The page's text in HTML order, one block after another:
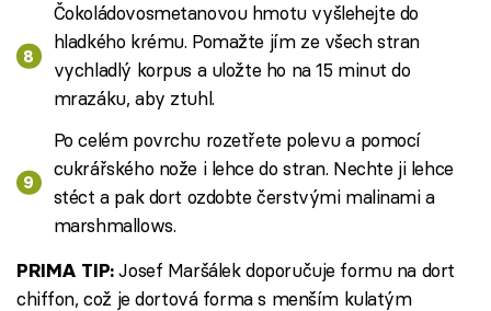
Čokoládovosmetanovou hmotu vyšlehejte do
hladkého krému. Pomažte jím ze všech stran
vychladlý korpus a uložte ho na 15 minut do
mrazáku, aby ztuhl.
Po celém povrchu rozetřete polevu a pomocí
cukrářského nože i lehce do stran. Nechte ji lehce
stéct a pak dort ozdobte čerstvými malinami a
marshmallows.
PRIMA TIP:Josef Maršálek doporučuje formu na dort
chiffon, což je dortová forma s menším kulatým